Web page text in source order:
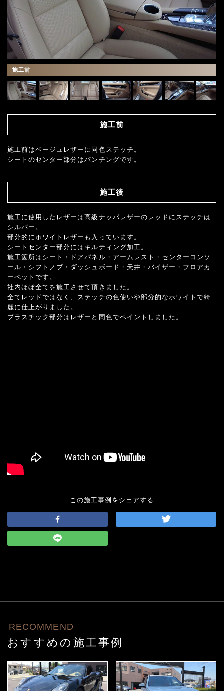
施工前
施工前
施工前はベージュレザーに同色ステッチ。
シートのセンター部分はパンチングです。
施工後
施工に使用したレザーは高級ナッパレザーのレッドにステッチは
シルバー。
部分的にホワイトレザーも入っています。
シートセンター部分にはキルティング加工。
施工箇所はシート・ドアパネル・アームレスト・センターコンソ
ール・シフトノブ・ダッシュボード・天井・バイザー・フロアカ
ーペットです。
社内ほぼ全てを施工させて頂きました。
全てレッドではなく、ステッチの色使いや部分的なホワイトで綺
麗に仕上がりました。
プラスチック部分はレザーと同色でペイントしました。
この施工事例をシェアする
RECOMMEND
おすすめの施工事例